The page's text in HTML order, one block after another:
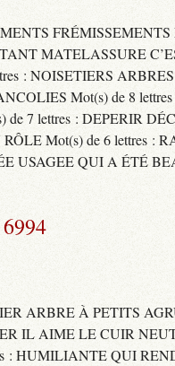
FRÉMISSEMENTS
MATELASSURE
: NOISETIERS
Mot(s) de 8
7 lettres : DEPERIR
Mot(s) de 6 lettres :
USAGEE QUI A ÉTÉ
ARBRE À PETITS
IL AIME LE CUIR
: HUMILIANTE QUI